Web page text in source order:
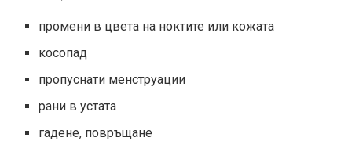
промени в цвета на ноктите или кожата
косопад
пропуснати менструации
рани в устата
гадене, повръщане